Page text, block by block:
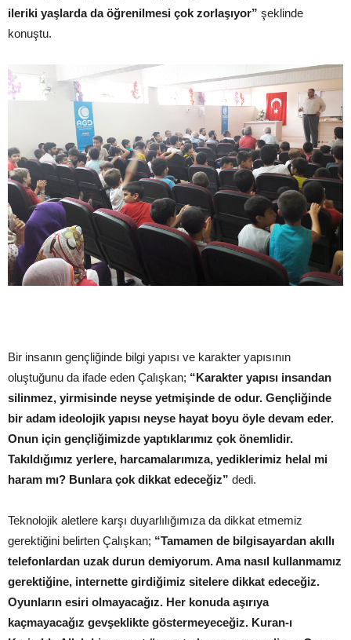
ileriki yaşlarda da öğrenilmesi çok zorlaşıyor” şeklinde
konuştu.
Bir insanın gençliğinde bilgi yapısı ve karakter yapısının
oluştuğunu da ifade eden Çalışkan; “Karakter yapısı insandan
silinmez, yirmisinde neyse yetmişinde de odur. Gençliğinde
bir adam ideolojik yapısı neyse hayat boyu öyle devam eder.
Onun için gençliğimizde yaptıklarımız çok önemlidir.
Takıldığımız yerlere, harcamalarımıza, yediklerimiz helal mi
haram mı? Bunlara çok dikkat edeceğiz” dedi.
Teknolojik aletlere karşı duyarlılığımıza da dikkat etmemiz
gerektiğini belirten Çalışkan; “Tamamen de bilgisayardan akıllı
telefonlardan uzak durun demiyorum. Ama nasıl kullanmamız
gerektiğine, internette girdiğimiz sitelere dikkat edeceğiz.
Oyunların esiri olmayacağız. Her konuda aşırıya
kaçmayacağız gevşeklikte göstermeyeceğiz. Kuran-ı